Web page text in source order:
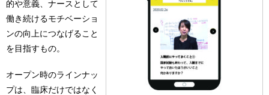
的や意義、ナースとして
働き続けるモチベーショ
ンの向上につなげること
を目指すもの。
オープン時のラインナッ
プは、臨床だけではなく